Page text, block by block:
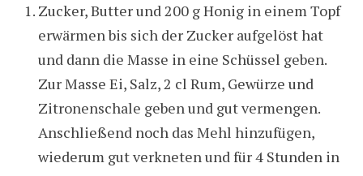
Zucker, Butter und 200 g Honig in einem Topf
erwärmen bis sich der Zucker aufgelöst hat
und dann die Masse in eine Schüssel geben.
Zur Masse Ei, Salz, 2 cl Rum, Gewürze und
Zitronenschale geben und gut vermengen.
Anschließend noch das Mehl hinzufügen,
wiederum gut verkneten und für 4 Stunden in